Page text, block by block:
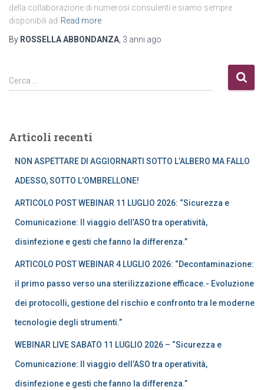
della collaborazione di numerosi consulenti e siamo sempre
disponibili ad Read more
By ROSSELLA ABBONDANZA 3 anni ago
R
i
c
Cerca …
Articoli recenti
NON ASPETTARE DI AGGIORNARTI SOTTO L’ALBERO MA FALLO
ADESSO, SOTTO L’OMBRELLONE!
ARTICOLO POST WEBINAR 11 LUGLIO 2026: “Sicurezza e
Comunicazione: Il viaggio dell’ASO tra operatività,
disinfezione e gesti che fanno la differenza.”
ARTICOLO POST WEBINAR 4 LUGLIO 2026: “Decontaminazione:
il primo passo verso una sterilizzazione efficace.- Evoluzione
dei protocolli, gestione del rischio e confronto tra le moderne
tecnologie degli strumenti.”
WEBINAR LIVE SABATO 11 LUGLIO 2026 – “Sicurezza e
Comunicazione: Il viaggio dell’ASO tra operatività,
disinfezione e gesti che fanno la differenza.”